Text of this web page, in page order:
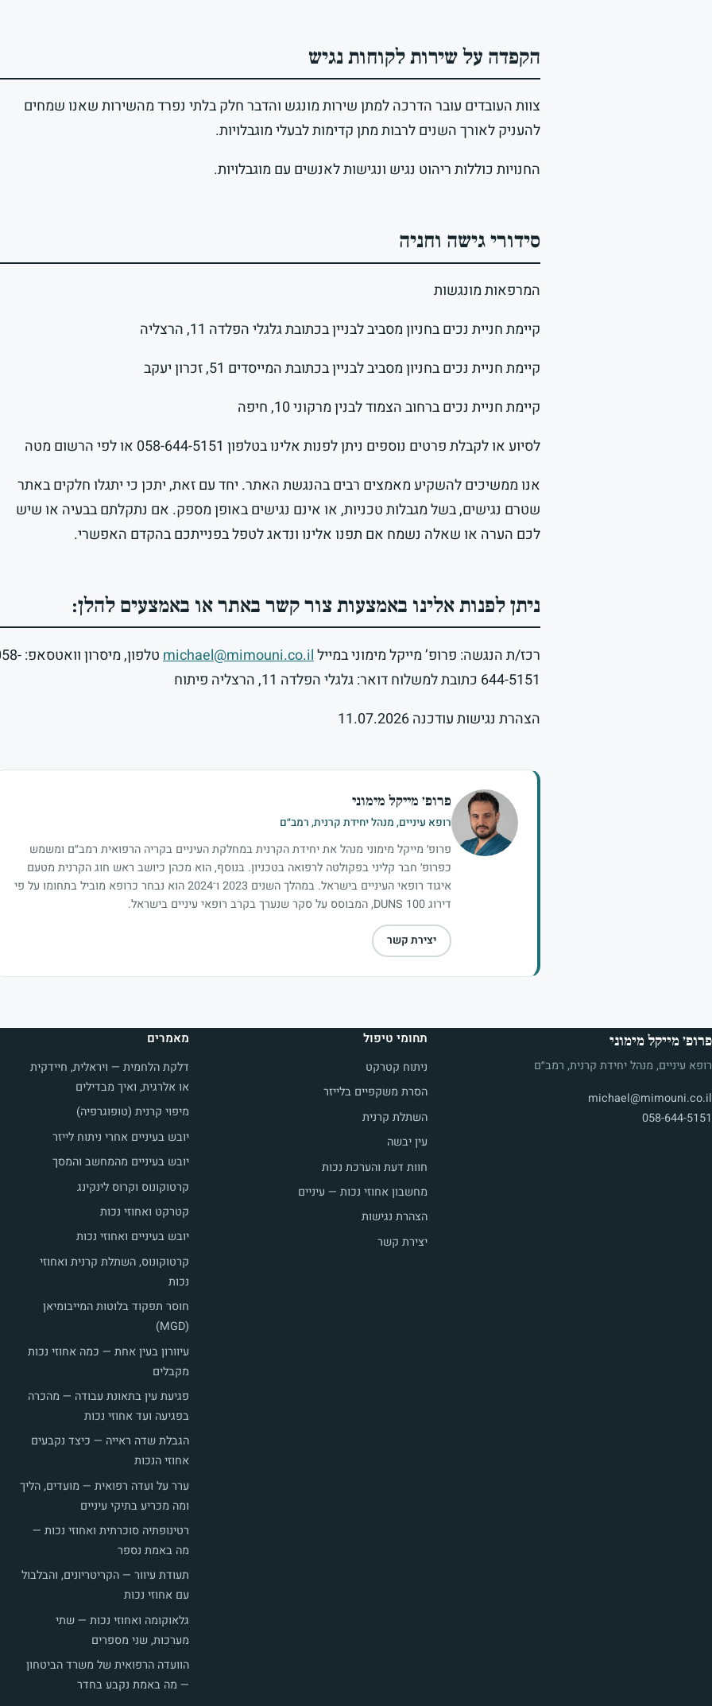
הקפדה על שירות לקוחות נגיש
צוות העובדים עובר הדרכה למתן שירות מונגש והדבר חלק בלתי נפרד מהשירות שאנו שמחים
להעניק לאורך השנים לרבות מתן קדימות לבעלי מוגבלויות.
החנויות כוללות ריהוט נגיש ונגישות לאנשים עם מוגבלויות.
סידורי גישה וחניה
המרפאות מונגשות
קיימת חניית נכים בחניון מסביב לבניין בכתובת גלגלי הפלדה 11, הרצליה
קיימת חניית נכים בחניון מסביב לבניין בכתובת המייסדים 51, זכרון יעקב
קיימת חניית נכים ברחוב הצמוד לבנין מרקוני 10, חיפה
לסיוע או לקבלת פרטים נוספים ניתן לפנות אלינו בטלפון 058-644-5151 או לפי הרשום מטה
אנו ממשיכים להשקיע מאמצים רבים בהנגשת האתר. יחד עם זאת, יתכן כי יתגלו חלקים באתר
שטרם נגישים, בשל מגבלות טכניות, או אינם נגישים באופן מספק. אם נתקלתם בבעיה או שיש
לכם הערה או שאלה נשמח אם תפנו אלינו ונדאג לטפל בפנייתכם בהקדם האפשרי.
ניתן לפנות אלינו באמצעות צור קשר באתר או באמצעים להלן:
רכז/ת הנגשה: פרופ’ מייקל מימוני במיילmichael@mimouni.co.il
טלפון, מיסרון
644-5151 כתובת למשלוח דואר: גלגלי הפלדה 11, הרצליה פיתוח
הצהרת נגישות עודכנה 11.07.2026
פרופ׳ מייקל מימוני
רופא עיניים, מנהל יחידת קרנית, רמב״ם
פרופ׳ מייקל מימוני מנהל את יחידת הקרנית במחלקת העיניים בקריה הרפואית רמב״ם ומשמש
כפרופ׳ חבר קליני בפקולטה לרפואה בטכניון. בנוסף, הוא מכהן כיושב ראש חוג הקרנית מטעם
איגוד רופאי העיניים בישראל. במהלך השנים 2023 ו־2024 הוא נבחר כרופא מוביל בתחומו על פי
דירוג DUNS 100, המבוסס על סקר שנערך בקרב רופאי עיניים בישראל.
יצירת קשר
פרופ׳ מייקל מימוני
רופא עיניים, מנהל יחידת קרנית, רמב״ם
michael@mimouni.co.il
058-644-5151
תחומי טיפול
ניתוח קטרקט
הסרת משקפיים בלייזר
השתלת קרנית
עין יבשה
חוות דעת והערכת נכות
מחשבון אחוזי נכות — עיניים
הצהרת נגישות
יצירת קשר
מאמרים
דלקת הלחמית — ויראלית, חיידקית
או אלרגית, ואיך מבדילים
מיפוי קרנית (טופוגרפיה)
יובש בעיניים אחרי ניתוח לייזר
יובש בעיניים מהמחשב והמסך
קרטוקונוס וקרוס לינקינג
קטרקט ואחוזי נכות
יובש בעיניים ואחוזי נכות
קרטוקונוס, השתלת קרנית ואחוזי
נכות
חוסר תפקוד בלוטות המייבומיאן
(MGD)
עיוורון בעין אחת — כמה אחוזי נכות
מקבלים
פגיעת עין בתאונת עבודה — מהכרה
בפגיעה ועד אחוזי נכות
הגבלת שדה ראייה — כיצד נקבעים
אחוזי הנכות
ערר על ועדה רפואית — מועדים, הליך
ומה מכריע בתיקי עיניים
רטינופתיה סוכרתית ואחוזי נכות —
מה באמת נספר
תעודת עיוור — הקריטריונים, והבלבול
עם אחוזי נכות
גלאוקומה ואחוזי נכות — שתי
מערכות, שני מספרים
הוועדה הרפואית של משרד הביטחון
— מה באמת נקבע בחדר